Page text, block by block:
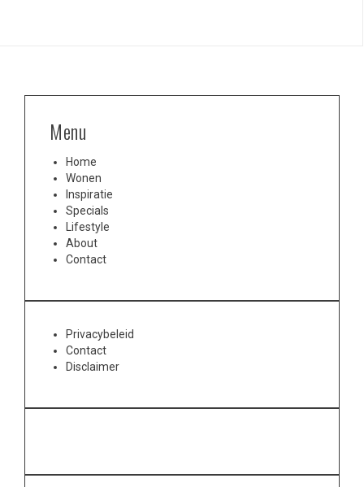
Menu
Home
Wonen
Inspiratie
Specials
Lifestyle
About
Contact
Privacybeleid
Contact
Disclaimer